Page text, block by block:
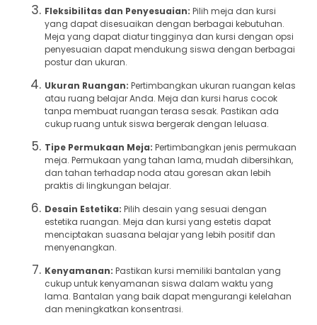
Fleksibilitas dan Penyesuaian: Pilih meja dan kursi
yang dapat disesuaikan dengan berbagai kebutuhan.
Meja yang dapat diatur tingginya dan kursi dengan opsi
penyesuaian dapat mendukung siswa dengan berbagai
postur dan ukuran.
Ukuran Ruangan: Pertimbangkan ukuran ruangan kelas
atau ruang belajar Anda. Meja dan kursi harus cocok
tanpa membuat ruangan terasa sesak. Pastikan ada
cukup ruang untuk siswa bergerak dengan leluasa.
Tipe Permukaan Meja: Pertimbangkan jenis permukaan
meja. Permukaan yang tahan lama, mudah dibersihkan,
dan tahan terhadap noda atau goresan akan lebih
praktis di lingkungan belajar.
Desain Estetika: Pilih desain yang sesuai dengan
estetika ruangan. Meja dan kursi yang estetis dapat
menciptakan suasana belajar yang lebih positif dan
menyenangkan.
Kenyamanan: Pastikan kursi memiliki bantalan yang
cukup untuk kenyamanan siswa dalam waktu yang
lama. Bantalan yang baik dapat mengurangi kelelahan
dan meningkatkan konsentrasi.